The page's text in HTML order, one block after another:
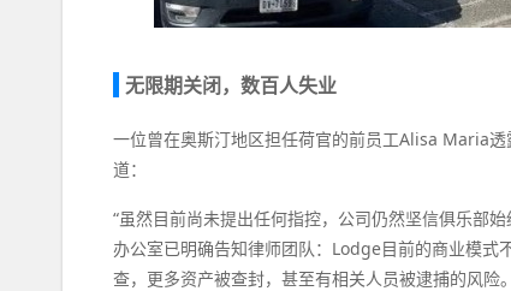
无限期关闭，数百人失业
一位曾在奥斯汀地区担任荷官的前员工Alisa Maria
道：
“虽然目前尚未提出任何指控，公司仍然坚信俱乐部
办公室已明确告知律师团队：Lodge目前的商业模式
查，更多资产被查封，甚至有相关人员被逮捕的风险。